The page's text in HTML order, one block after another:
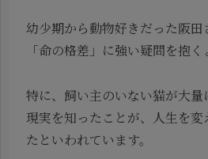
幼少期から動物好きだった阪
「命の格差」に強い疑問を抱く
特に、飼い主のいない猫が大量
現実を知ったことが、人生を変
たといわれています。